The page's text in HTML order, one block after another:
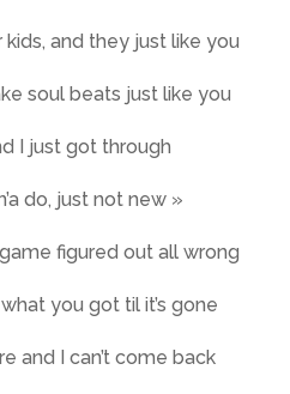
and they just like you
soul beats just like you
I just got through
do, just not new »
figured out all wrong
you got til it’s gone
and I can’t come back